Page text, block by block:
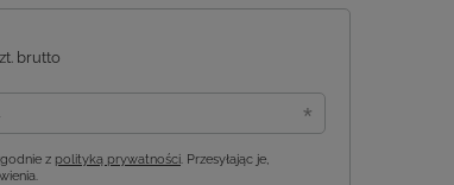
brutto
z polityką prywatności. Przesyłając je,